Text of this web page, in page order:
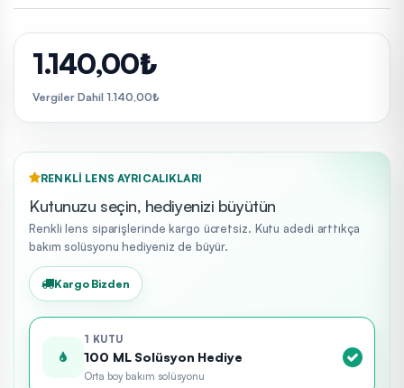
1.140,00₺
Vergiler Dahil 1.140,00₺
RENKLI LENS AYRICALIKLARI
Kutunuzu seçin, hediyenizi büyütün
Renkli lens siparişlerinde kargo ücretsiz. Kutu adedi arttıkça
bakım solüsyonu hediyeniz de büyür.
Kargo Bizden
1 KUTU
100 ML Solüsyon Hediye
Orta boy bakım solüsyonu